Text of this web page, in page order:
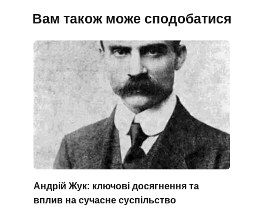
Вам також може сподобатися
Андрій Жук: ключові досягнення та
вплив на сучасне суспільство